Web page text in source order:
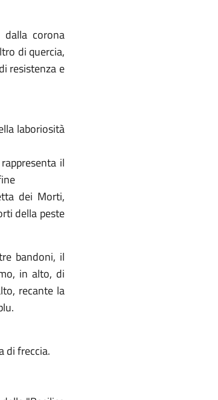
corona
di quercia,
resistenza e
laboriosità
il
dei Morti,
della peste
bandoni, il
in alto, di
recante la
di freccia.